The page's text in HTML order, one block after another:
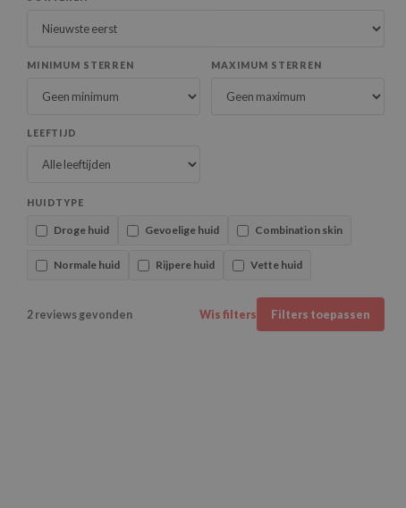
MINIMUM STERREN MAXIMUM STERREN
LEEFTIJD
HUIDTYPE
Droge huid Gevoelige huid Combination skin
Normale huid Rijpere huid Vette huid
2 reviews gevonden Wis filters Filters toepassen